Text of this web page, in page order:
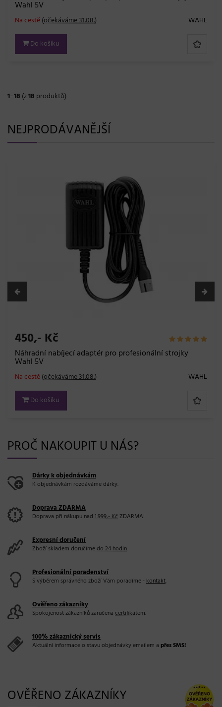
Wahl 5V
WAHL
Na cestě(očekáváme 31.08.)
Do košíku
1−18 (z18 produktů)
NEJPRODÁVANĚJŠÍ
450,- Kč
Náhradní nabíjecí adaptér pro profesionální strojky
Wahl 5V
WAHL
Na cestě(očekáváme 31.08.)
Do košíku
PROČ NAKOUPIT U NÁS?
Dárky k objednávkám
K objednávkám rozdáváme dárky.
Doprava ZDARMA
Doprava při nákupunad 1.999,- KčZDARMA!
Expresní doručení
Zboží skladem doručíme do 24 hodin.
Profesionální poradenství
S výběrem správného zboží Vám poradíme -kontakt.
Ověřeno zákazníky
Spokojenost zákazníků zaručena certifikátem.
100% zákaznický servis
Aktuální informace o stavu objednávky emailem a přes SMS!
OVĚŘENO ZÁKAZNÍKY